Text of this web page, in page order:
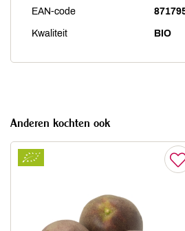
EAN-code
Kwaliteit BIO
Anderen kochten ook